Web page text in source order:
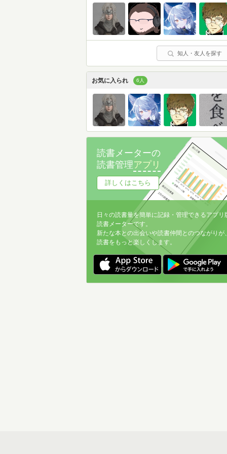
知人・友人を探す
お気に入られ 6人
読書メーターの
読書管理アプリ
詳しくはこちら
日々の読書量を簡単に記録・管理できるアプリ
読書メーターです。
新たな本との出会いや読書仲間とのつながりが
読書をもっと楽しくします。